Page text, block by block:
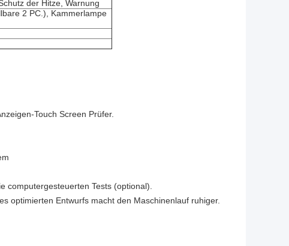
der Hitze, Warnung
2 PC.), Kammerlampe
Touch Screen Prüfer.
computergesteuerten Tests (optional).
optimierten Entwurfs macht den Maschinenlauf ruhiger.